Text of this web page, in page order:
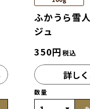
ふかうら雪
ジュ
350円税込
詳し
数量